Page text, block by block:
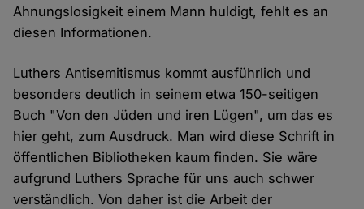
Ahnungslosigkeit einem Mann huldigt, fehlt es an
diesen Informationen.
Luthers Antisemitismus kommt ausführlich und
besonders deutlich in seinem etwa 150-seitigen
Buch "Von den Jüden und iren Lügen", um das es
hier geht, zum Ausdruck. Man wird diese Schrift in
öffentlichen Bibliotheken kaum finden. Sie wäre
aufgrund Luthers Sprache für uns auch schwer
verständlich. Von daher ist die Arbeit der